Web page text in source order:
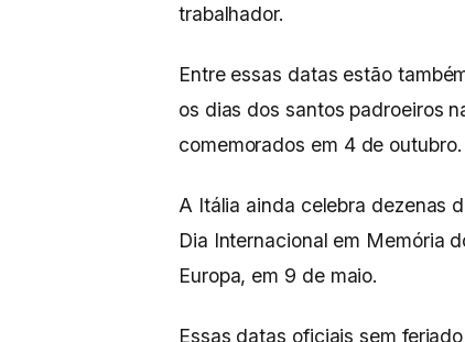
trabalhador.
Entre essas datas estão
os dias dos santos padroeiros
comemorados em 4 de outubro.
A Itália ainda celebra dezenas
Dia Internacional em Memória
Europa, em 9 de maio.
Essas datas oficiais sem